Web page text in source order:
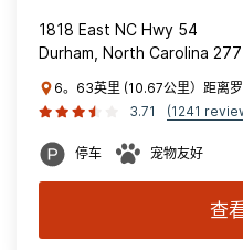
1818 East NC Hwy 54
Durham, North Carolina
6。63英里 (10.67公里）距离
3.71
(1241
停车 宠物友好
查